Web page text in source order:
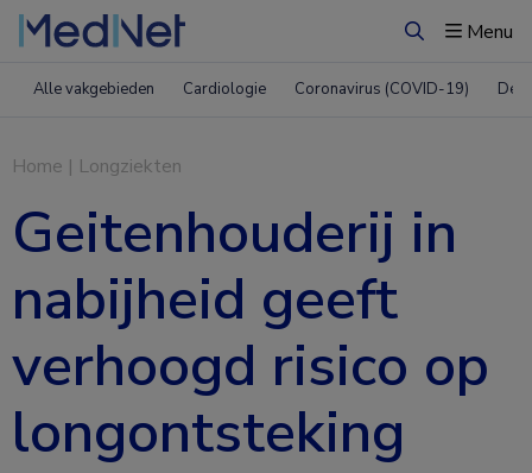
ZoekenMenu
Alle vakgebieden Cardiologie Coronavirus (COVID-19)
Home | Longziekten
Geitenhouderij in
nabijheid geeft
verhoogd risico op
longontsteking